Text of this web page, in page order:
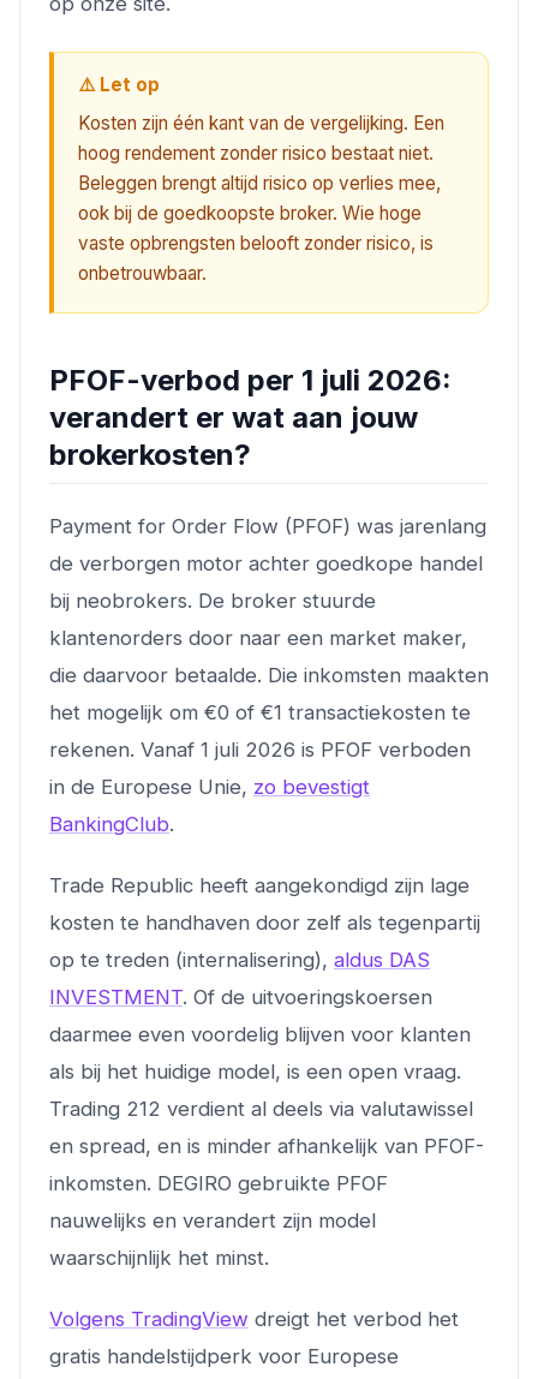
⚠️ Let op
Kosten zijn één kant van de vergelijking. Een
hoog rendement zonder risico bestaat niet.
Beleggen brengt altijd risico op verlies mee,
ook bij de goedkoopste broker. Wie hoge
vaste opbrengsten belooft zonder risico, is
onbetrouwbaar.
PFOF-verbod per 1 juli 2026:
verandert er wat aan jouw
brokerkosten?
Payment for Order Flow (PFOF) was jarenlang
de verborgen motor achter goedkope handel
bij neobrokers. De broker stuurde
klantenorders door naar een market maker,
die daarvoor betaalde. Die inkomsten maakten
het mogelijk om €0 of €1 transactiekosten te
rekenen. Vanaf 1 juli 2026 is PFOF verboden
in de Europese Unie, zo bevestigt
BankingClub.
Trade Republic heeft aangekondigd zijn lage
kosten te handhaven door zelf als tegenpartij
op te treden (internalisering), aldus DAS
INVESTMENT. Of de uitvoeringskoersen
daarmee even voordelig blijven voor klanten
als bij het huidige model, is een open vraag.
Trading 212 verdient al deels via valutawissel
en spread, en is minder afhankelijk van PFOF-
inkomsten. DEGIRO gebruikte PFOF
nauwelijks en verandert zijn model
waarschijnlijk het minst.
Volgens TradingView dreigt het verbod het
gratis handelstijdperk voor Europese